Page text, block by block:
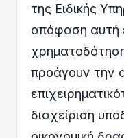
της Ειδικής
απόφαση αυτή
προάγουν την
διαχείριση